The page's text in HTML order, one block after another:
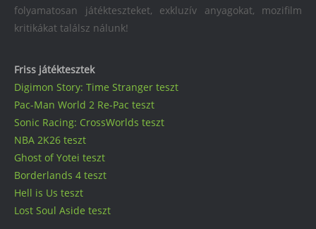
Friss játéktesztek
Digimon Story: Time Stranger teszt
Pac-Man World 2 Re-Pac teszt
Sonic Racing: CrossWorlds teszt
NBA 2K26 teszt
Ghost of Yotei teszt
Borderlands 4 teszt
Hell is Us teszt
Lost Soul Aside teszt
folyamatosan játékteszteket, exkluzív anyagokat, mozifilm
kritikákat találsz nálunk!